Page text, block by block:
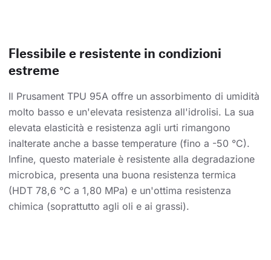
Flessibile e resistente in condizioni
estreme
Il Prusament TPU 95A offre un assorbimento di umidità
molto basso e un'elevata resistenza all'idrolisi. La sua
elevata elasticità e resistenza agli urti rimangono
inalterate anche a basse temperature (fino a -50 °C).
Infine, questo materiale è resistente alla degradazione
microbica, presenta una buona resistenza termica
(HDT 78,6 °C a 1,80 MPa) e un'ottima resistenza
chimica (soprattutto agli oli e ai grassi).